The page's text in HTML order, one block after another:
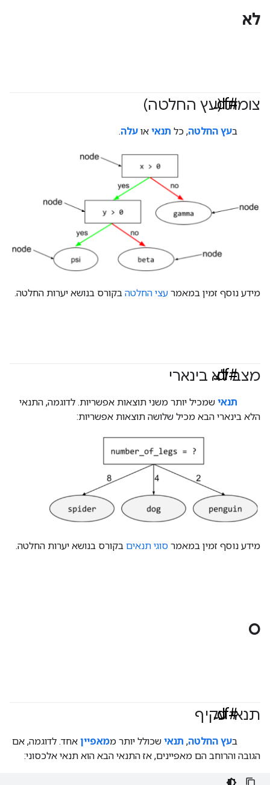
לא
צומת (עץ החלטה)
#df
בעץ החלטה, כל תנאי אועלה.
מידע נוסף זמין במאמר עצי החלטה בקורס בנושא יערות החלטה.
מצב לא בינארי
#df
תנאי שמכיל יותר משני תוצאות אפשריות. לדוגמה, התנאי
הלא בינארי הבא מכיל שלושה תוצאות אפשריות:
מידע נוסף זמין במאמר סוגי תנאים בקורס בנושא יערות החלטה.
O
תנאי עקיף
#df
בעץ החלטה, תנאי שכולל יותר ממאפיין אחד. לדוגמה, אם
הגובה והרוחב הם מאפיינים, אז התנאי הבא הוא תנאי אלכסוני: